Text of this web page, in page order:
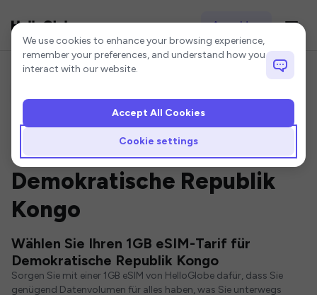
Anmelden
Startseite Demokratische Republik Kongo eSIM 1GB eSIM
1GB eSIM für
Demokratische Republik
Kongo
Wählen Sie Ihren 1GB eSIM-Tarif für
Demokratische Republik Kongo
Sorgen Sie mit einer 1GB eSIM von HelloGlobe dafür, dass Sie
genügend Datenvolumen für alles haben, was Sie unterwegs
Cookie settings
We use cookies to enhance your browsing experience,
remember your preferences, and understand how you
interact with our website.
Cookie settings
Accept All Cookies